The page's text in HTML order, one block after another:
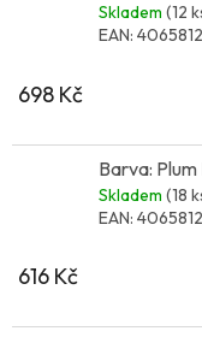
Skladem (12
EAN:
698 Kč
Barva:
Skladem (18
EAN:
616 Kč